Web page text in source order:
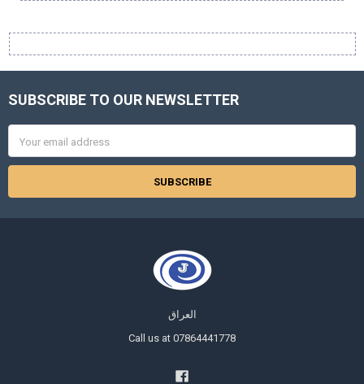
Footer
SUBSCRIBE TO OUR NEWSLETTER
Address
العراق
Call us at 07864441778